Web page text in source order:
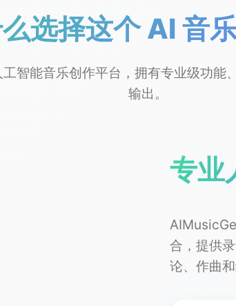
选择这个 AI 音
智能音乐创作平台，拥有专业级功能
输出。
专业
合，提供
论、作曲